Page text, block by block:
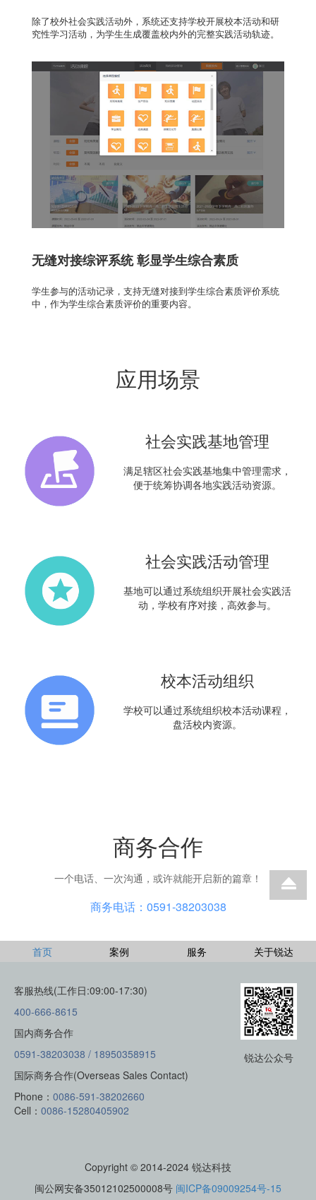
除了校外社会实践活动外，系统还支持学校开展校本活动和研
究性学习活动，为学生生成覆盖校内外的完整实践活动轨迹。
无缝对接综评系统 彰显学生综合素质
学生参与的活动记录，支持无缝对接到学生综合素质评价系统
中，作为学生综合素质评价的重要内容。
应用场景
社会实践基地管理
满足辖区社会实践基地集中管理需求，
便于统筹协调各地实践活动资源。
社会实践活动管理
基地可以通过系统组织开展社会实践活
动，学校有序对接，高效参与。
校本活动组织
学校可以通过系统组织校本活动课程，
盘活校内资源。
商务合作
一个电话、一次沟通，或许就能开启新的篇章！
商务电话：0591-38203038
首页 案例 服务 关于锐达
客服热线(工作日:09:00-17:30)
400-666-8615
国内商务合作
0591-38203038 / 18950358915
国际商务合作(Overseas Sales Contact)
Phone： 0086-591-38202660
Cell： 0086-15280405902
锐达公众号
Copyright © 2014-2024 锐达科技
闽公网安备35012102500008号 闽ICP备09009254号-15